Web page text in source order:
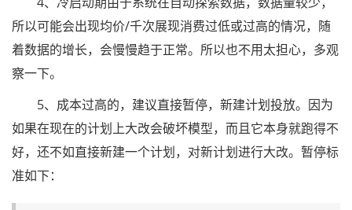
所以可能会出现均价/千次展现消费过低或过高的情况，随
着数据的增长，会慢慢趋于正常。所以也不用太担心，多观
察一下。
5、成本过高的，建议直接暂停，新建计划投放。因为
如果在现在的计划上大改会破坏模型，而且它本身就跑得不
好，还不如直接新建一个计划，对新计划进行大改。暂停标
准如下：